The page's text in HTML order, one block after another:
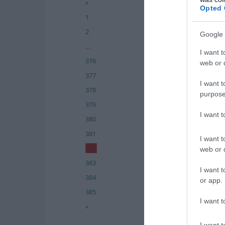
Opted
Google
I want
web or
I want
I want
I want
web or
I want
or app.
I want
«
1
2
...
376
377
378
379
380
381
382
383
384
385
»